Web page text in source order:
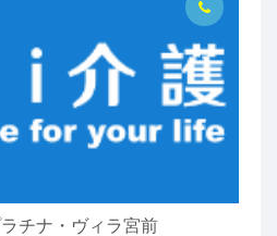
チナ・ヴィラ宮前